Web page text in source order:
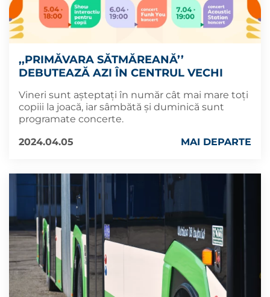
,,PRIMĂVARA SĂTMĂREANĂ’’
DEBUTEAZĂ AZI ÎN CENTRUL VECHI
Vineri sunt așteptați în număr cât mai mare toți
copiii la joacă, iar sâmbătă și duminică sunt
programate concerte.
2024.04.05
MAI DEPARTE